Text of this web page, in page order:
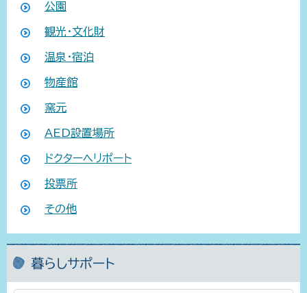
公園
観光・文化財
温泉・宿泊
物産館
窯元
AED設置場所
ドクターヘリポート
投票所
その他
暮らしサポート